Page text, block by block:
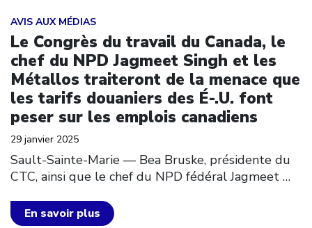
AVIS AUX MÉDIAS
Le Congrès du travail du Canada, le
chef du NPD Jagmeet Singh et les
Métallos traiteront de la menace que
les tarifs douaniers des É-.U. font
peser sur les emplois canadiens
29 janvier 2025
Sault-Sainte-Marie –– Bea Bruske, présidente du
CTC, ainsi que le chef du NPD fédéral Jagmeet …
En savoir plus
Click to open the link